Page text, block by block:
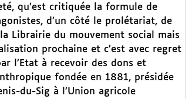
qu’est critiquée la formule de
d’un côté le prolétariat, de
Librairie du mouvement social mais
prochaine et c’est avec regret
l’Etat à recevoir des dons et
fondée en 1881, présidée
du-Sig à l’Union agricole